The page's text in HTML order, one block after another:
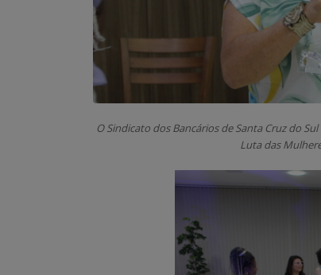
O Sindicato dos Bancários de Santa Cruz do
Luta das